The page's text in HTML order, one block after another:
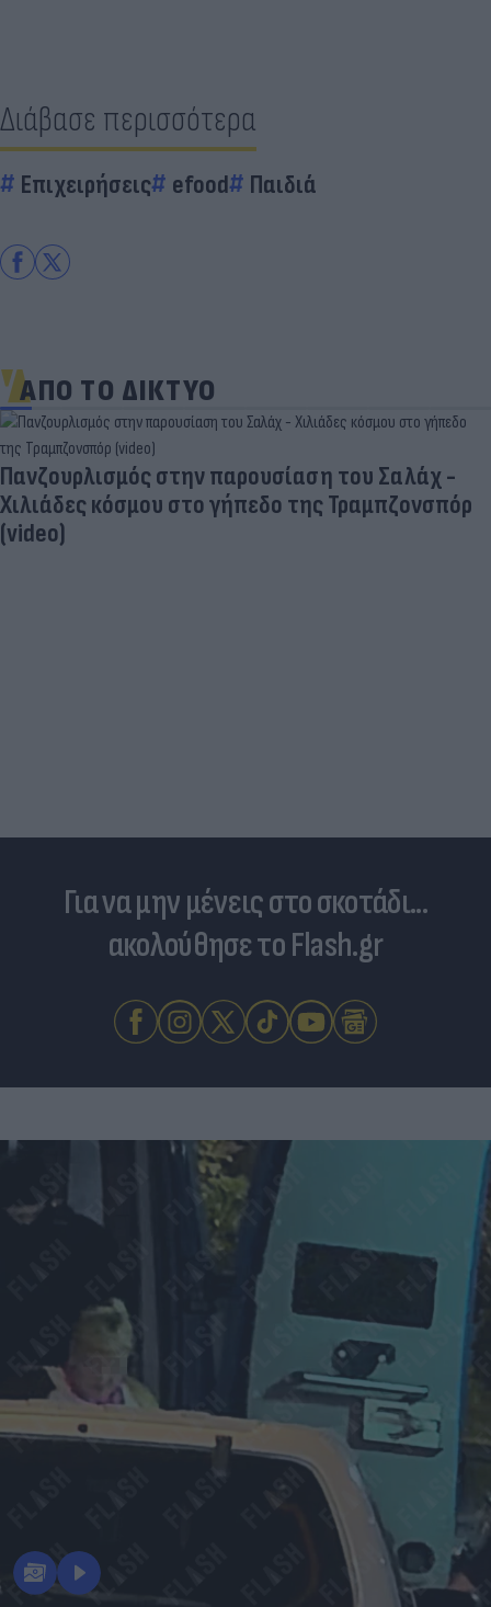
Διάβασε περισσότερα
Επιχειρήσεις efood Παιδιά
ΑΠΟ ΤΟ ΔΙΚΤΥΟ
Πανζουρλισμός στην παρουσίαση του Σαλάχ -
Χιλιάδες κόσμου στο γήπεδο της Τραμπζονσπόρ
(video)
Για να μην μένεις στο σκοτάδι...
ακολούθησε το Flash.gr